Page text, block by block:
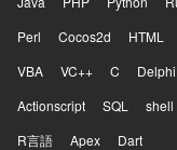
Perl
Cocos2d HTML
VBA
VC++ C Delphi
Actionscript
SQL shell
R言語
Apex Dart